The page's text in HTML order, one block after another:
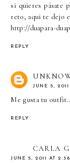
si quieres pásate
reto, aqui te dejo
http://duapara-
REPLY
JUNE 5,
Me gusta tu
REPLY
CARLA
JUNE 5, 2011 AT 2:38